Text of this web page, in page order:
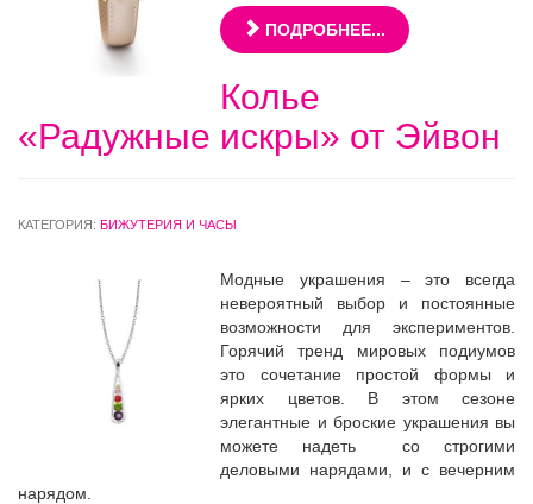
ПОДРОБНЕЕ...
Колье
«Радужные искры» от Эйвон
КАТЕГОРИЯ: БИЖУТЕРИЯ И ЧАСЫ
Модные украшения – это всегда
невероятный выбор и постоянные
возможности для экспериментов.
Горячий тренд мировых подиумов
это сочетание простой формы и
ярких цветов. В этом сезоне
элегантные и броские украшения вы
можете надеть со строгими
деловыми нарядами, и с вечерним
нарядом.